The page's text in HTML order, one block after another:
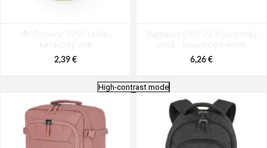
VM Footwear 3750 Leštiaci
karnaubský vosk
2,39 €
Bagmaster EASY 22 A študentský
penál - tmavomodrý modrý
6,26 €
High-contrast mode